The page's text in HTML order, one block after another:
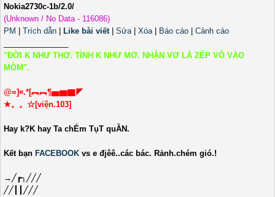
Nokia2730c-1b/2.0/
(Unknown / No Data - 116086)
PM
Trích dẫn Like bài viết| Sửa| Xóa| Báo cáo
Cảnh cáo
"ĐỜI K NHƯ THƠ. TÌNH K NHƯ MƠ. NHẬN VƠ LÀ ZÉP VÔ VÀO
MỒM".
@=]¤.*[︻︻¶▅▆▇◤
★。。☆[viện.103]
Hay k?K hay Ta chÉm TụT quẦN.
Kết bạn FACEBOOK vs e đjêê..các bác. Rảnh.chém gió.!
→╱┏╮╱╱╱
╱╱┃┃╱╱╱